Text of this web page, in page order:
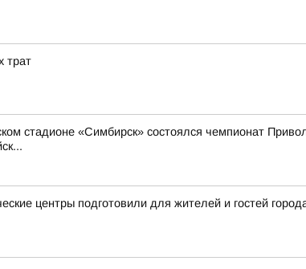
трат
стадионе «Симбирск» состоялся чемпионат
центры подготовили для жителей и гостей